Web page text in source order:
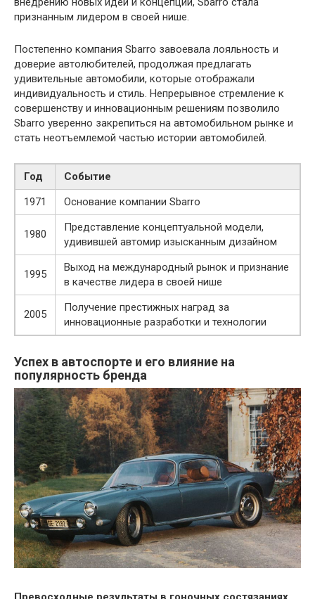
признанным лидером в своей нише.
Постепенно компания Sbarro завоевала лояльность и
доверие автолюбителей, продолжая предлагать
удивительные автомобили, которые отображали
индивидуальность и стиль. Непрерывное стремление к
совершенству и инновационным решениям позволило
Sbarro уверенно закрепиться на автомобильном рынке и
стать неотъемлемой частью истории автомобилей.
Год
Событие
1971
Основание компании Sbarro
1980
Представление концептуальной модели,
удивившей автомир изысканным дизайном
1995
Выход на международный рынок и признание
в качестве лидера в своей нише
2005
Получение престижных наград за
инновационные разработки и технологии
Успех в автоспорте и его влияние на
популярность бренда